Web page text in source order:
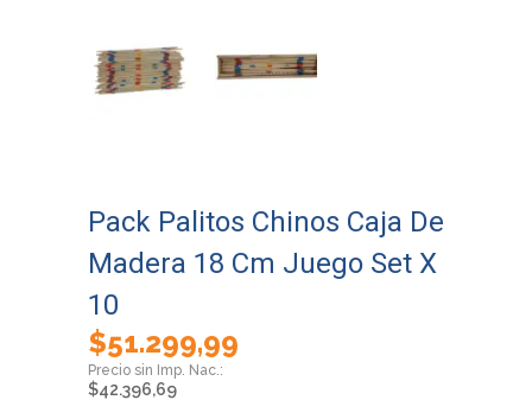
Pack Palitos Chinos Caja De
Madera 18 Cm Juego Set X
10
$51.299,99
$42.396,69